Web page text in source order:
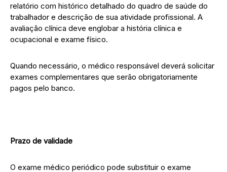
relatório com histórico detalhado do quadro de saúde do
trabalhador e descrição de sua atividade profissional. A
avaliação clínica deve englobar a história clínica e
ocupacional e exame físico.
Quando necessário, o médico responsável deverá solicitar
exames complementares que serão obrigatoriamente
pagos pelo banco.
Prazo de validade
O exame médico periódico pode substituir o exame